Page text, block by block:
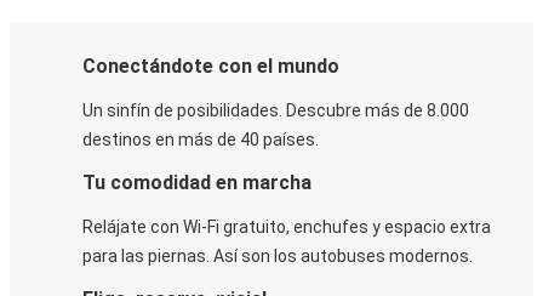
Conectándote con el mundo
Un sinfín de posibilidades. Descubre más de 8.000
destinos en más de 40 países.
Tu comodidad en marcha
Relájate con Wi-Fi gratuito, enchufes y espacio extra
para las piernas. Así son los autobuses modernos.